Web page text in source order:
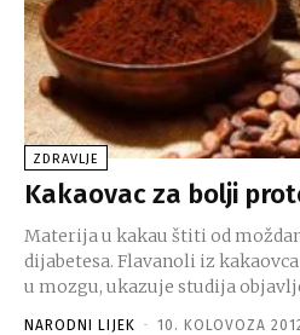
ZDRAVLJE
Kakaovac za bolji
Materija u kakau štiti od
dijabetesa. Flavanoli iz
u mozgu, ukazuje studija
NARODNI LIJEK - 10. KOLOVOZA